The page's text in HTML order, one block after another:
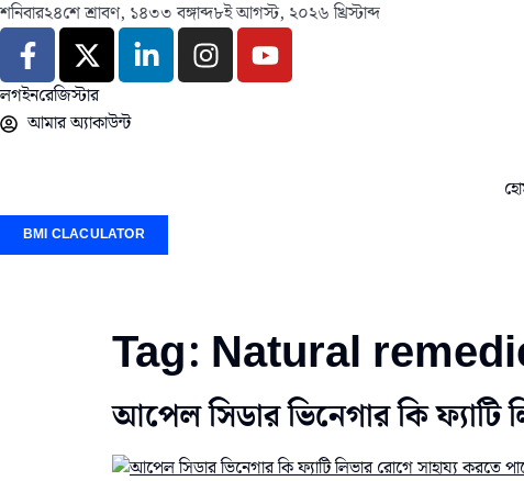
শনিবার২৪শে শ্রাবণ, ১৪৩৩ বঙ্গাব্দ৮ই আগস্ট, ২০২৬ খ্রিস্টাব্দ
লগইনরেজিস্টার
আমার অ্যাকাউন্ট
BMI CLACULATOR
Tag: Natural
আপেল সিডার ভিনেগার কি ফ্যাটি